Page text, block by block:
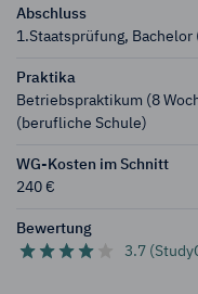
Abschluss
1.Staatsprüfung,
Praktika
Betriebs­praktikum (8
(berufliche Schule)
WG-Kosten im Schnitt
240 €
Bewertung
3.7